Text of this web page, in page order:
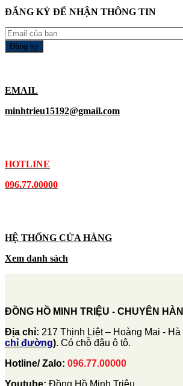
ĐĂNG KÝ ĐỂ NHẬN THÔNG TIN
EMAIL
minhtrieu15192@gmail.com
HOTLINE
096.77.00000
HỆ THỐNG CỬA HÀNG
Xem danh sách
ĐỒNG HỒ MINH TRIỆU - CHUYÊN
Địa chỉ: 217 Thịnh Liệt – Hoàng Mai - Hà
chỉ đường). Có chỗ đậu ô tô.
Hotline/ Zalo: 096.77.00000
Youtube: Đồng Hồ Minh Triệu